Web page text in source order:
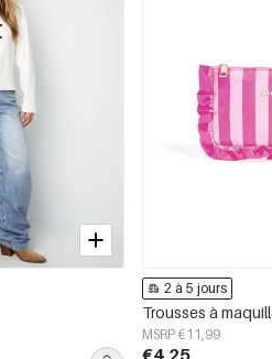
2 à 5 jours
MSRP €11,99
€4,25